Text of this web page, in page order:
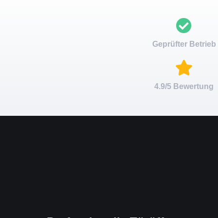
Geprüfter Betrieb
4.9/5 Bewertung